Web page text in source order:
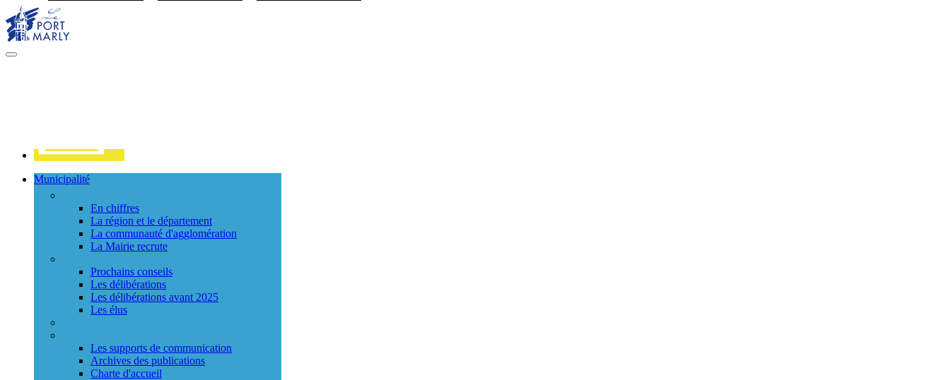
MENU
Municipalité
En chiffres
La région et le département
La communauté d'agglomération
La Mairie recrute
Prochains conseils
Les délibérations
Les délibérations avant 2025
Les élus
Les supports de communication
Archives des publications
Charte d'accueil